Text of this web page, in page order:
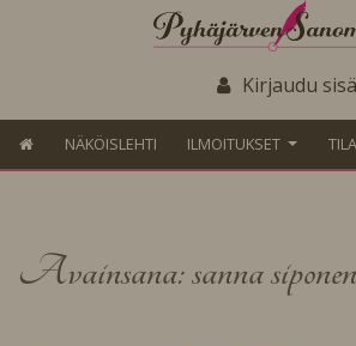
Kirjaudu
NÄKÖISLEHTI ILMOITUKSET
Avainsana: sanna siponen